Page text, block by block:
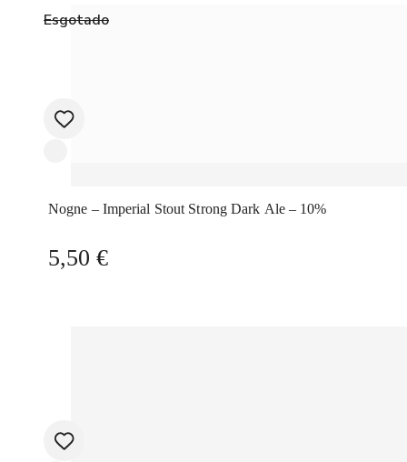
Esgotado
Nogne – Imperial Stout Strong Dark Ale – 10%
5,50 €